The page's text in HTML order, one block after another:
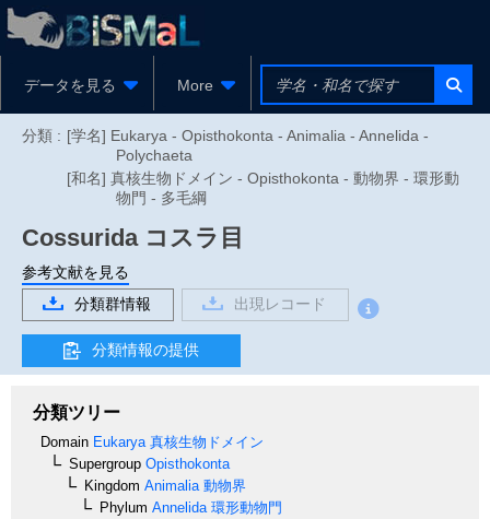
データを見る More
分類 : [学名] Eukarya - Opisthokonta - Animalia - Annelida -
Polychaeta
[和名] 真核生物ドメイン - Opisthokonta - 動物界 - 環形動
物門 - 多毛綱
Cossuridaコスラ目
参考文献を見る
分類群情報
出現レコード
分類情報の提供
分類ツリー
Domain Eukarya 真核生物ドメイン
Supergroup Opisthokonta
Kingdom Animalia 動物界
Phylum Annelida 環形動物門